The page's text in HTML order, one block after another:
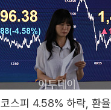
코스피 4.58% 하락, 환율